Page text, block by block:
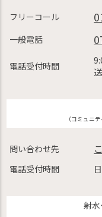
フリーコール
一般電話
電話受付時間
送
（コミュニ
問い合わせ先
電話受付時間
射